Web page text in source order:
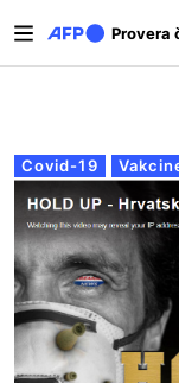
Provera
Примарни
Covid-19